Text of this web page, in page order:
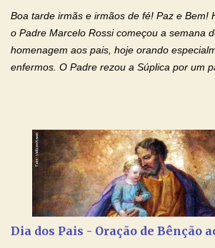
quarta feira, vamos orar pelas pessoas que
doenças do coração, NO SAGRADO
IMACULADO CORAÇÃO DE MAR...
Boa tarde irmãs e irmãos de fé! Paz e Bem!
o Padre Marcelo Rossi começou a semana
homenagem aos pais, hoje orando
enfermos. O Padre rezou a Súplica por um
de Nossa Senhora. Adriana dos Anjos-
do Padre Marcelo Rossi por E-mail e
anunciado ontem, entramos em uma
aos nossos pais. Hoje nossas orações serão
que não se encontram bem de saúde, OS
pais. Vamos dedicar um dia para os pais
Dia dos Pais - Oração de Bênção